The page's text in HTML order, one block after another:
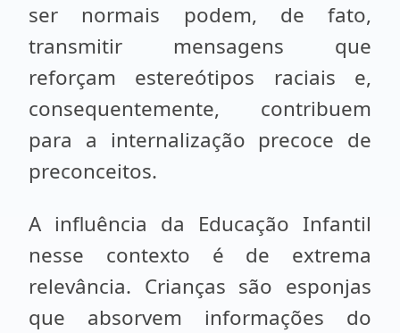
ser normais podem, de fato,
transmitir mensagens que
reforçam estereótipos raciais e,
consequentemente, contribuem
para a internalização precoce de
preconceitos.
A influência da Educação Infantil
nesse contexto é de extrema
relevância. Crianças são esponjas
que absorvem informações do